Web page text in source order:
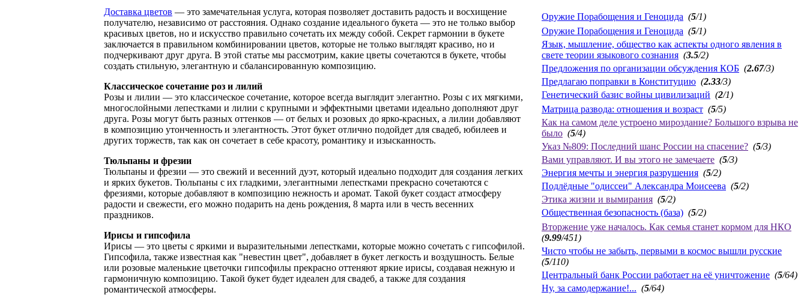
Доставка цветов — это замечательная услуга, которая позволяет доставить радость и восхищение
получателю, независимо от расстояния. Однако создание идеального букета — это не только выбор
красивых цветов, но и искусство правильно сочетать их между собой. Секрет гармонии в букете
заключается в правильном комбинировании цветов, которые не только выглядят красиво, но и
подчеркивают друг друга. В этой статье мы рассмотрим, какие цветы сочетаются в букете, чтобы
создать стильную, элегантную и сбалансированную композицию.
Классическое сочетание роз и лилий
Розы и лилии — это классическое сочетание, которое всегда выглядит элегантно. Розы с их мягкими,
многослойными лепестками и лилии с крупными и эффектными цветами идеально дополняют друг
друга. Розы могут быть разных оттенков — от белых и розовых до ярко-красных, а лилии добавляют
в композицию утонченность и элегантность. Этот букет отлично подойдет для свадеб, юбилеев и
других торжеств, так как он сочетает в себе красоту, романтику и изысканность.
Тюльпаны и фрезии
Тюльпаны и фрезии — это свежий и весенний дуэт, который идеально подходит для создания легких
и ярких букетов. Тюльпаны с их гладкими, элегантными лепестками прекрасно сочетаются с
фрезиями, которые добавляют в композицию нежность и аромат. Такой букет создаст атмосферу
радости и свежести, его можно подарить на день рождения, 8 марта или в честь весенних
праздников.
Ирисы и гипсофила
Ирисы — это цветы с яркими и выразительными лепестками, которые можно сочетать с гипсофилой.
Гипсофила, также известная как "невестин цвет", добавляет в букет легкость и воздушность. Белые
или розовые маленькие цветочки гипсофилы прекрасно оттеняют яркие ирисы, создавая нежную и
гармоничную композицию. Такой букет будет идеален для свадеб, а также для создания
романтической атмосферы.
Оружие Порабощения и Геноцида (5/1)
Оружие Порабощения и Геноцида (5/1)
Язык, мышление, общество как аспекты одного явления в
свете теории языкового сознания (3.5/2)
Предложения по организации обсуждения КОБ (2.67/3)
Предлагаю поправки в Конституцию (2.33/3)
Генетический базис войны цивилизаций (2/1)
Матрица развода: отношения и возраст (5/5)
Как на самом деле устроено мироздание? Большого взрыва не
было (5/4)
Указ №809: Последний шанс России на спасение? (5/3)
Вами управляют. И вы этого не замечаете (5/3)
Энергия мечты и энергия разрушения (5/2)
Подлёдные "одиссеи" Александра Моисеева (5/2)
Этика жизни и вымирания (5/2)
Общественная безопасность (база) (5/2)
Вторжение уже началось. Как семья станет кормом для НКО
(9.99/451)
Чисто чтобы не забыть, первыми в космос вышли русские
(5/110)
Центральный банк России работает на её уничтожение (5/64)
Ну, за самодержание!... (5/64)